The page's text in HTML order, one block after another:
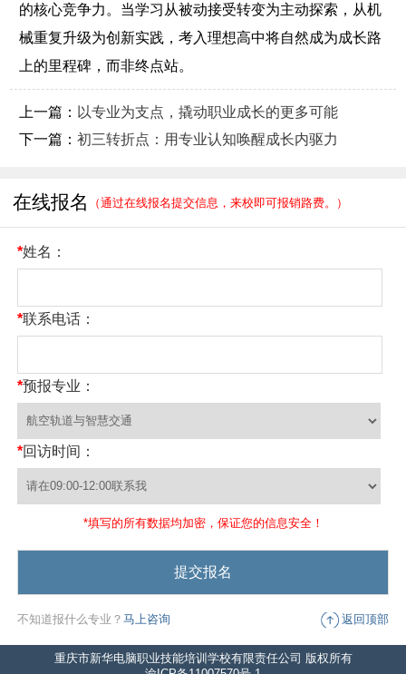
的核心竞争力。当学习从被动接受转变为主动探索，从机
械重复升级为创新实践，考入理想高中将自然成为成长路
上的里程碑，而非终点站。
上一篇： 以专业为支点，撬动职业成长的更多可能
下一篇：初三转折点：用专业认知唤醒成长内驱力
在线报名 （通过在线报名提交信息，来校即可报销路费。）
*姓名：
*联系电话：
*预报专业：
*回访时间：
*填写的所有数据均加密，保证您的信息安全！
不知道报什么专业？马上咨询 返回顶部
重庆市新华电脑职业技能培训学校有限责任公司 版权所有